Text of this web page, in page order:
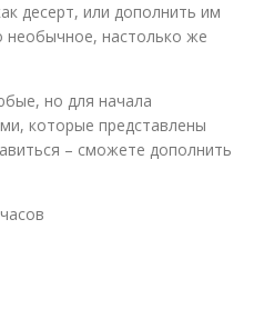
десерт, или дополнить им
настолько же
но для начала
которые представлены
– сможете дополнить